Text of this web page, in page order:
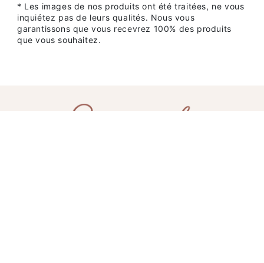
* Les images de nos produits ont été traitées, ne vous
inquiétez pas de leurs qualités. Nous vous
garantissons que vous recevrez 100% des produits
que vous souhaitez.